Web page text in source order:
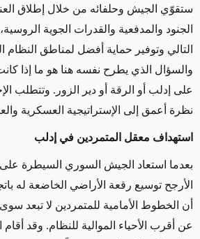
ستقوّي الجيش وحلفائه من خلال إطلاق
الجنود والمدفعية والقدرات الجوية
التالي وتوفير حماية أفضل لمناطق النظام
والسؤال الذي يطرح نفسه هنا هو ما إذا
على إدلب أو الرقة أو دير الزور. وتتطلب
نظرة أعمق إلى الإستراتيجية العسكرية
استهداف معقل المتمردين في إدلب
بعدما استعاد الجيش السوري السيطرة
الأرجح توسيع رقعة الأراضي الخاضعة له
أن الخطوط الأمامية للمتمردين لا تبعد
عن أقرب الأحياء الموالية للنظام. وقد أقام